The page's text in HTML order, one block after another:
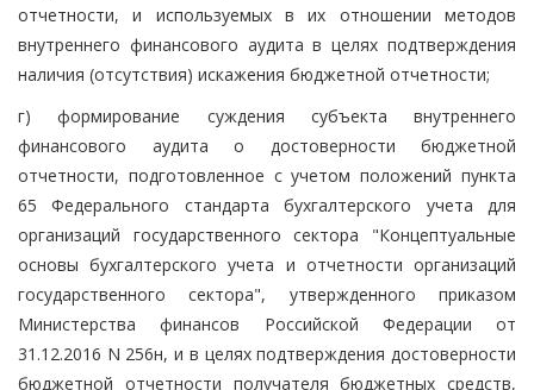
отчетности, и используемых в их отношении методов
внутреннего финансового аудита в целях подтверждения
наличия (отсутствия) искажения бюджетной отчетности;
г) формирование суждения субъекта внутреннего
финансового аудита о достоверности бюджетной
отчетности, подготовленное с учетом положений пункта
65 Федерального стандарта бухгалтерского учета для
организаций государственного сектора "Концептуальные
основы бухгалтерского учета и отчетности организаций
государственного сектора", утвержденного приказом
Министерства финансов Российской Федерации от
31.12.2016 N 256н, и в целях подтверждения достоверности
бюджетной отчетности получателя бюджетных средств,